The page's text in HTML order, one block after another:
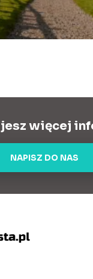
więcej
NAPISZ DO NAS